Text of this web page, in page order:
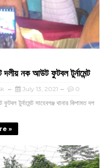
নক আউট ফুটবল টুর্নামেন্ট
July 13, 2021 0
টুর্নামেন্ট সাহেবগঞ্জ থানার কিশামত দশ
»